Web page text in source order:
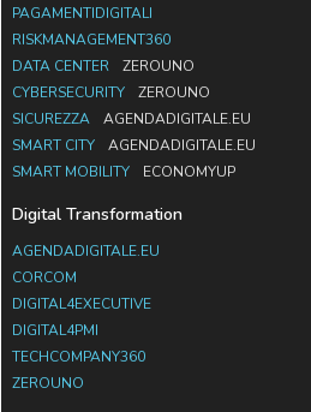
PAGAMENTIDIGITALI
RISKMANAGEMENT360
DATA CENTER
ZEROUNO
CYBERSECURITY
ZEROUNO
SICUREZZA
AGENDADIGITALE.EU
SMART CITY
AGENDADIGITALE.EU
SMART MOBILITY
ECONOMYUP
Digital Transformation
AGENDADIGITALE.EU
CORCOM
DIGITAL4EXECUTIVE
DIGITAL4PMI
TECHCOMPANY360
ZEROUNO